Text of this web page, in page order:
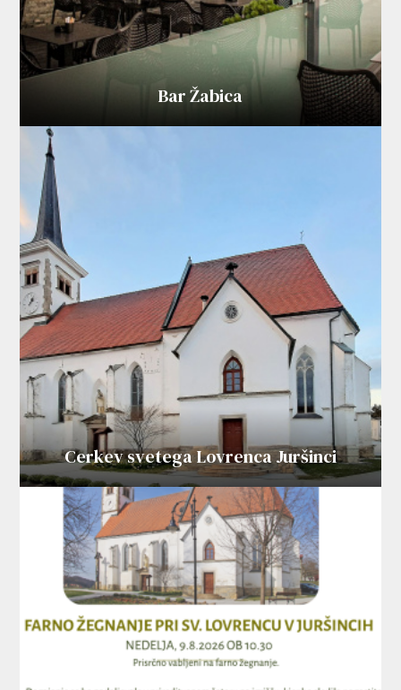
Bar Žabica
Cerkev svetega Lovrenca Juršinci